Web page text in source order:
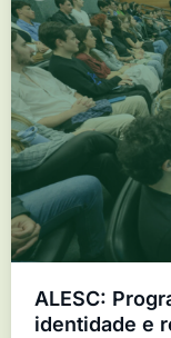
ALESC:
identidade e